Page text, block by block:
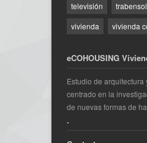
televisión
trabensol
vivienda
vivienda
eCOHOUSING
Estudio de arquitectura
centrado en la
de nuevas formas de
.